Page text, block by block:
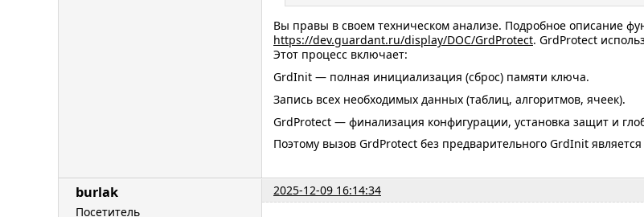
Вы правы в своем техническом анализе. Подробное описание
https://dev.guardant.ru/display/DOC/GrdProtect. GrdProtect
Этот процесс включает:
GrdInit — полная инициализация (сброс) памяти ключа.
Запись всех необходимых данных (таблиц, алгоритмов, ячеек).
GrdProtect — финализация конфигурации, установка защит и
Поэтому вызов GrdProtect без предварительного GrdInit
burlak
2025-12-09 16:14:34
Посетитель